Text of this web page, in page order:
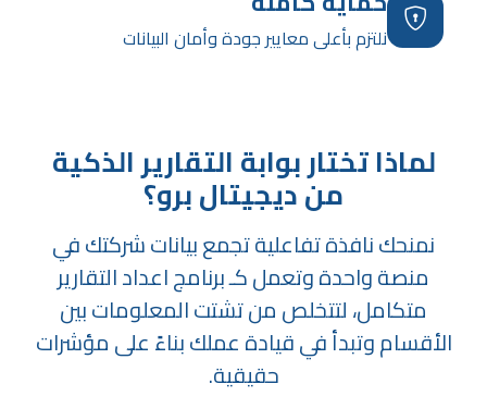
نلتزم بأعلى معايير جودة وأمان البيانات
لماذا تختار بوابة التقارير الذكية
من ديجيتال برو؟
نمنحك نافذة تفاعلية تجمع بيانات شركتك في
منصة واحدة وتعمل كـ برنامج اعداد التقارير
متكامل، لتتخلص من تشتت المعلومات بين
الأقسام وتبدأ في قيادة عملك بناءً على مؤشرات
حقيقية.